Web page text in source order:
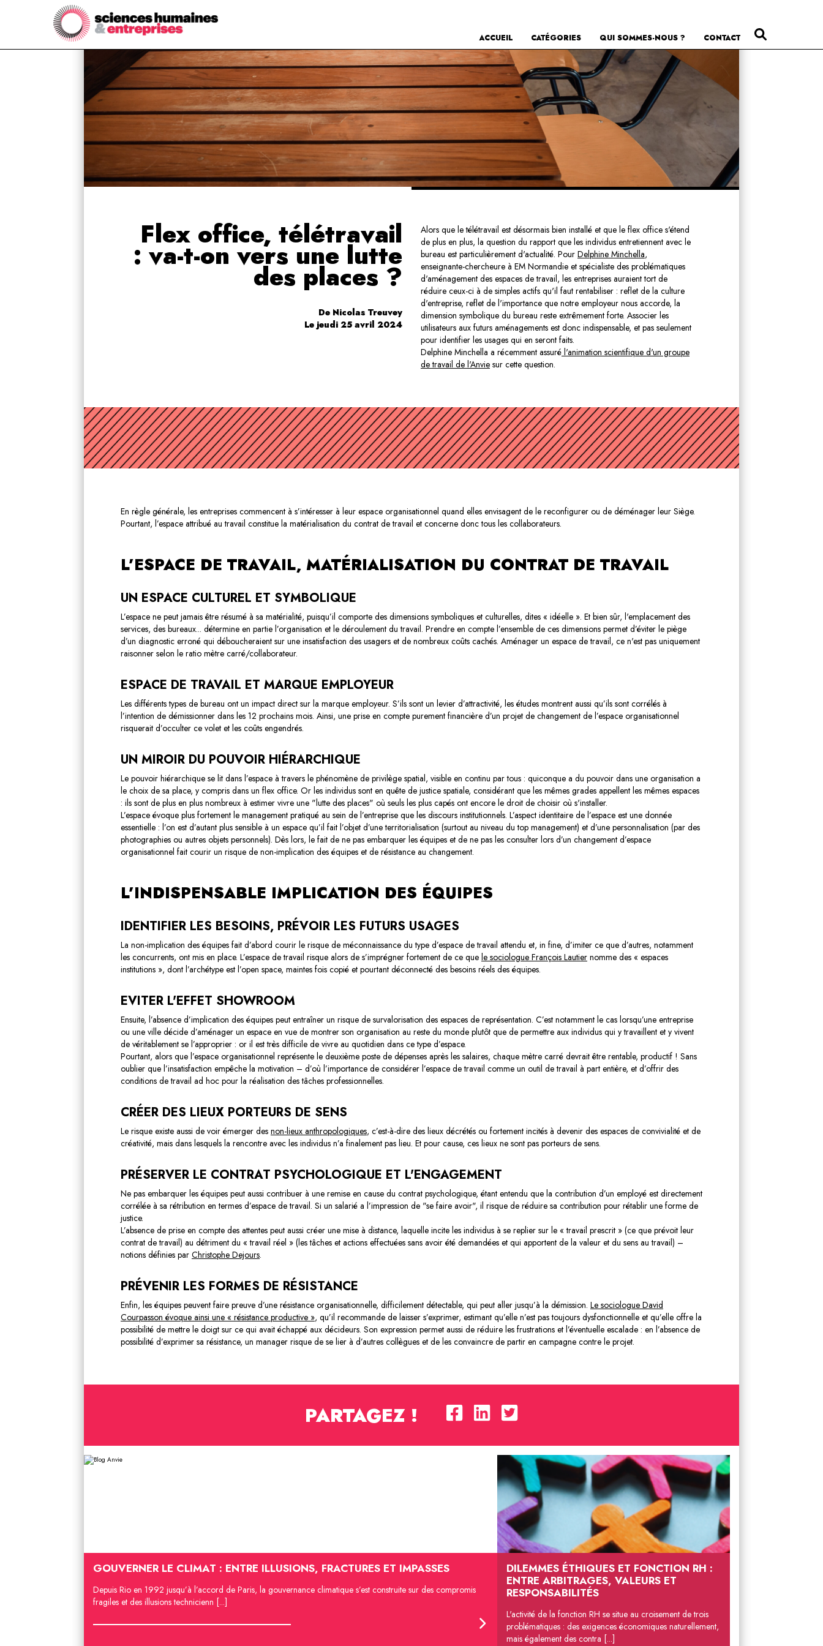
ACCUEIL CATÉGORIES QUI SOMMES-NOUS ? CONTACT
Flex office, télétravail
: va-t-on vers une lutte
des places ?
De Nicolas Treuvey
Le jeudi 25 avril 2024
Alors que le télétravail est désormais bien installé et que le flex office s'étend
de plus en plus, la question du rapport que les individus entretiennent avec le
bureau est particulièrement d'actualité. Pour Delphine Minchella,
enseignante-chercheure à EM Normandie et spécialiste des problématiques
d'aménagement des espaces de travail, les entreprises auraient tort de
réduire ceux-ci à de simples actifs qu'il faut rentabiliser : reflet de la culture
d'entreprise, reflet de l'importance que notre employeur nous accorde, la
dimension symbolique du bureau reste extrêmement forte. Associer les
utilisateurs aux futurs aménagements est donc indispensable, et pas seulement
pour identifier les usages qui en seront faits.
Delphine Minchella a récemment assuré l'animation scientifique d'un groupe
de travail de l'Anvie sur cette question.
En règle générale, les entreprises commencent à s’intéresser à leur espace organisationnel quand elles envisagent de le reconfigurer ou de déménager leur Siège.
Pourtant, l’espace attribué au travail constitue la matérialisation du contrat de travail et concerne donc tous les collaborateurs.
L’ESPACE DE TRAVAIL, MATÉRIALISATION DU CONTRAT DE TRAVAIL
UN ESPACE CULTUREL ET SYMBOLIQUE
L’espace ne peut jamais être résumé à sa matérialité, puisqu’il comporte des dimensions symboliques et culturelles, dites « idéelle ». Et bien sûr, l'emplacement des
services, des bureaux... détermine en partie l’organisation et le déroulement du travail. Prendre en compte l’ensemble de ces dimensions permet d’éviter le piège
d’un diagnostic erroné qui déboucheraient sur une insatisfaction des usagers et de nombreux coûts cachés. Aménager un espace de travail, ce n'est pas uniquement
raisonner selon le ratio mètre carré/collaborateur.
ESPACE DE TRAVAIL ET MARQUE EMPLOYEUR
Les différents types de bureau ont un impact direct sur la marque employeur. S’ils sont un levier d’attractivité, les études montrent aussi qu’ils sont corrélés à
l’intention de démissionner dans les 12 prochains mois. Ainsi, une prise en compte purement financière d’un projet de changement de l’espace organisationnel
risquerait d’occulter ce volet et les coûts engendrés.
UN MIROIR DU POUVOIR HIÉRARCHIQUE
Le pouvoir hiérarchique se lit dans l’espace à travers le phénomène de privilège spatial, visible en continu par tous : quiconque a du pouvoir dans une organisation a
le choix de sa place, y compris dans un flex office. Or les individus sont en quête de justice spatiale, considérant que les mêmes grades appellent les mêmes espaces
: ils sont de plus en plus nombreux à estimer vivre une "lutte des places" où seuls les plus capés ont encore le droit de choisir où s'installer.
L’espace évoque plus fortement le management pratiqué au sein de l’entreprise que les discours institutionnels. L’aspect identitaire de l’espace est une donnée
essentielle : l’on est d’autant plus sensible à un espace qu’il fait l’objet d’une territorialisation (surtout au niveau du top management) et d’une personnalisation (par des
photographies ou autres objets personnels). Dès lors, le fait de ne pas embarquer les équipes et de ne pas les consulter lors d’un changement d’espace
organisationnel fait courir un risque de non-implication des équipes et de résistance au changement.
L’INDISPENSABLE IMPLICATION DES ÉQUIPES
IDENTIFIER LES BESOINS, PRÉVOIR LES FUTURS USAGES
La non-implication des équipes fait d’abord courir le risque de méconnaissance du type d’espace de travail attendu et, in fine, d’imiter ce que d’autres, notamment
les concurrents, ont mis en place. L’espace de travail risque alors de s’imprégner fortement de ce que le sociologue François Lautier nomme des « espaces
institutions », dont l’archétype est l’open space, maintes fois copié et pourtant déconnecté des besoins réels des équipes.
EVITER L'EFFET SHOWROOM
Ensuite, l’absence d’implication des équipes peut entraîner un risque de survalorisation des espaces de représentation. C’est notamment le cas lorsqu’une entreprise
ou une ville décide d’aménager un espace en vue de montrer son organisation au reste du monde plutôt que de permettre aux individus qui y travaillent et y vivent
de véritablement se l’approprier : or il est très difficile de vivre au quotidien dans ce type d’espace.
Pourtant, alors que l’espace organisationnel représente le deuxième poste de dépenses après les salaires, chaque mètre carré devrait être rentable, productif ! Sans
oublier que l’insatisfaction empêche la motivation – d’où l’importance de considérer l’espace de travail comme un outil de travail à part entière, et d’offrir des
conditions de travail ad hoc pour la réalisation des tâches professionnelles.
CRÉER DES LIEUX PORTEURS DE SENS
Le risque existe aussi de voir émerger des non-lieux anthropologiques, c’est-à-dire des lieux décrétés ou fortement incités à devenir des espaces de convivialité et de
créativité, mais dans lesquels la rencontre avec les individus n’a finalement pas lieu. Et pour cause, ces lieux ne sont pas porteurs de sens.
PRÉSERVER LE CONTRAT PSYCHOLOGIQUE ET L'ENGAGEMENT
Ne pas embarquer les équipes peut aussi contribuer à une remise en cause du contrat psychologique, étant entendu que la contribution d’un employé est directement
corrélée à sa rétribution en termes d’espace de travail. Si un salarié a l’impression de "se faire avoir", il risque de réduire sa contribution pour rétablir une forme de
justice.
L’absence de prise en compte des attentes peut aussi créer une mise à distance, laquelle incite les individus à se replier sur le « travail prescrit » (ce que prévoit leur
contrat de travail) au détriment du « travail réel » (les tâches et actions effectuées sans avoir été demandées et qui apportent de la valeur et du sens au travail) –
notions définies par Christophe Dejours.
PRÉVENIR LES FORMES DE RÉSISTANCE
Enfin, les équipes peuvent faire preuve d’une résistance organisationnelle, difficilement détectable, qui peut aller jusqu’à la démission. Le sociologue David
Courpasson évoque ainsi une « résistance productive », qu’il recommande de laisser s’exprimer, estimant qu’elle n’est pas toujours dysfonctionnelle et qu’elle offre la
possibilité de mettre le doigt sur ce qui avait échappé aux décideurs. Son expression permet aussi de réduire les frustrations et l’éventuelle escalade : en l’absence de
possibilité d’exprimer sa résistance, un manager risque de se lier à d’autres collègues et de les convaincre de partir en campagne contre le projet.
PARTAGEZ !
GOUVERNER LE CLIMAT : ENTRE ILLUSIONS, FRACTURES ET IMPASSES
Depuis Rio en 1992 jusqu’à l’accord de Paris, la gouvernance climatique s’est construite sur des compromis
fragiles et des illusions technicienn [...]
DILEMMES ÉTHIQUES ET FONCTION RH :
ENTRE ARBITRAGES, VALEURS ET
RESPONSABILITÉS
L'activité de la fonction RH se situe au croisement de trois
problématiques : des exigences économiques naturellement,
mais également des contra [...]